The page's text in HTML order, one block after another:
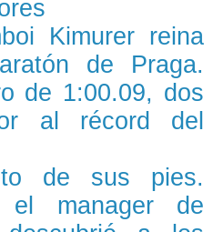
Kimurer reina
de Praga.
de 1:00.09, dos
al récord del
de sus pies.
el manager de